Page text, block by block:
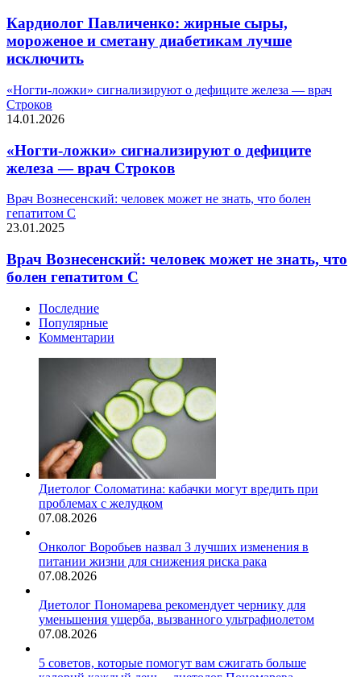
Кардиолог Павличенко: жирные сыры,
мороженое и сметану диабетикам лучше
исключить
«Ногти-ложки» сигнализируют о дефиците железа — врач
Строков
14.01.2026
«Ногти-ложки» сигнализируют о дефиците
железа — врач Строков
Врач Вознесенский: человек может не знать, что болен
гепатитом C
23.01.2025
Врач Вознесенский: человек может не знать, что
болен гепатитом C
Последние
Популярные
Комментарии
Диетолог Соломатина: кабачки могут вредить при
проблемах с желудком
07.08.2026
Онколог Воробьев назвал 3 лучших изменения в
питании жизни для снижения риска рака
07.08.2026
Диетолог Пономарева рекомендует чернику для
уменьшения ущерба, вызванного ультрафиолетом
07.08.2026
5 советов, которые помогут вам сжигать больше